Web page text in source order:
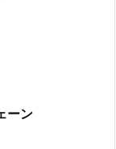
ーン